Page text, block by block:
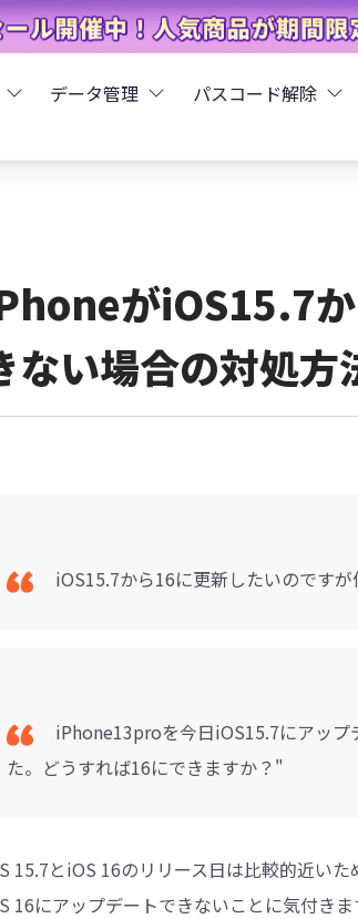
復元
復元
- Android不具合修復
Boot Genius
データ管理
iCareFone - AndroidとiOS間
iCareFone - WhatsAppデータ
パスコード解除
4uKey -
4uKey -
がiOS15.7
ない場合の対処方
iOS15.7から16に更新したいのです
iPhone13proを今日iOS15.7にアップ
た。どうすれば16にできますか？"
15.7とiOS 16のリリース日は比較的近い
16にアップデートできないことに気付き